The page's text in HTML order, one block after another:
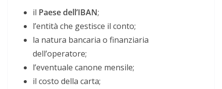
il Paese dell’IBAN;
l’entità che gestisce il conto;
la natura bancaria o finanziaria
dell’operatore;
l’eventuale canone mensile;
il costo della carta;